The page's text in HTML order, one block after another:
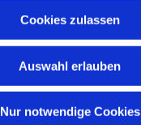
Cookies zulassen
Auswahl erlauben
Nur notwendige Cookies